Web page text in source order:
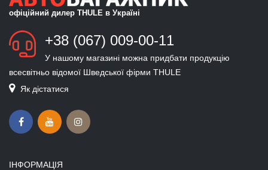
офіційний дилер THULE в Україні
+38 (067) 009-00-11
У нашому магазині можна придбати продукцію
всесвітньо відомої Шведської фірми THULE
Як дістатися
ІНФОРМАЦІЯ